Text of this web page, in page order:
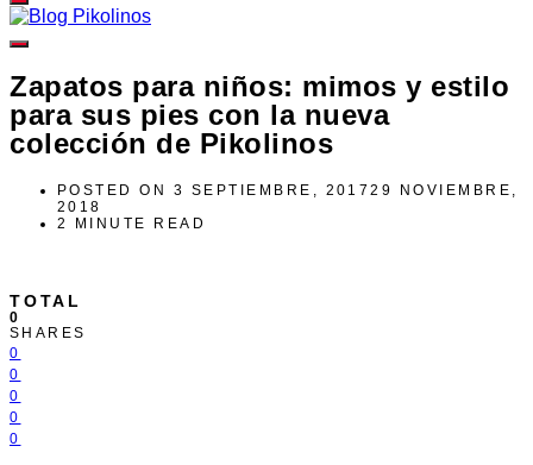
Zapatos para niños: mimos y estilo
para sus pies con la nueva
colección de Pikolinos
POSTED ON 3 SEPTIEMBRE, 201729 NOVIEMBRE,
2018
2 MINUTE READ
TOTAL
0
SHARES
0
0
0
0
0